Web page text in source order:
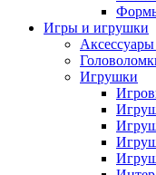
Игры и игрушки
Игрушки